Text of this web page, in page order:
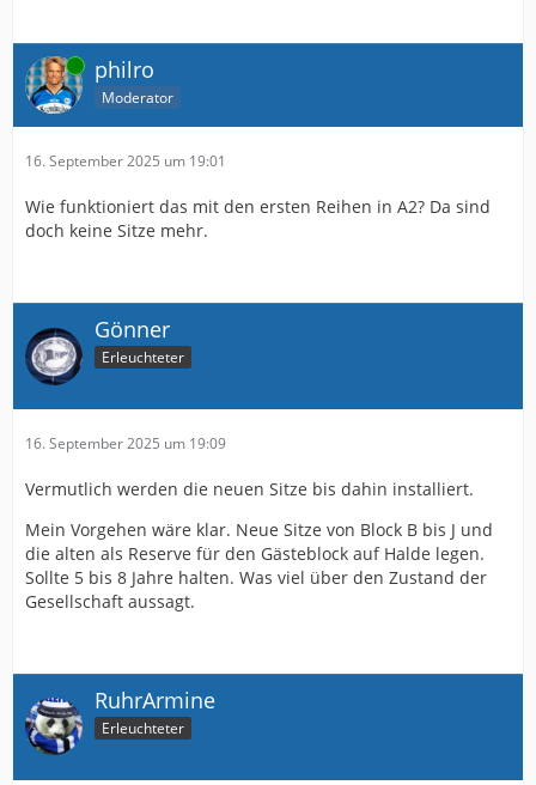
Online philro
Moderator
16. September 2025 um 19:01
Wie funktioniert das mit den ersten Reihen in A2? Da sind
doch keine Sitze mehr.
Gönner
Erleuchteter
16. September 2025 um 19:09
Vermutlich werden die neuen Sitze bis dahin installiert.
Mein Vorgehen wäre klar. Neue Sitze von Block B bis J und
die alten als Reserve für den Gästeblock auf Halde legen.
Sollte 5 bis 8 Jahre halten. Was viel über den Zustand der
Gesellschaft aussagt.
RuhrArmine
Erleuchteter